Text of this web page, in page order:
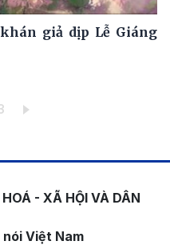
giả dịp Lễ Giáng
thời
- XÃ HỘI VÀ DÂN
Việt Nam